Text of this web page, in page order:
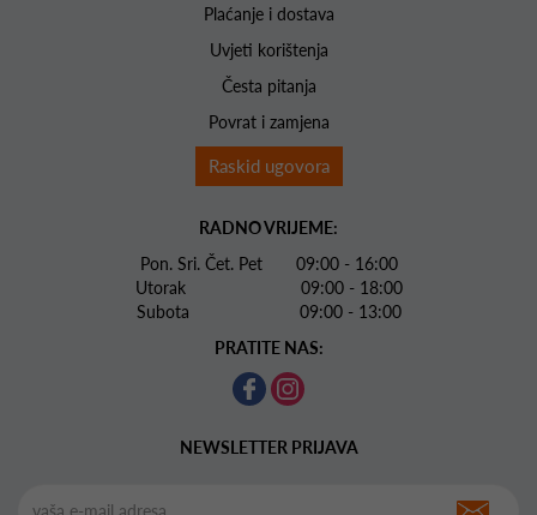
Plaćanje i dostava
Uvjeti korištenja
Česta pitanja
Povrat i zamjena
Raskid ugovora
RADNO VRIJEME:
Pon. Sri. Čet. Pet 09:00 - 16:00
Utorak 09:00 - 18:00
Subota 09:00 - 13:00
PRATITE NAS:
NEWSLETTER PRIJAVA